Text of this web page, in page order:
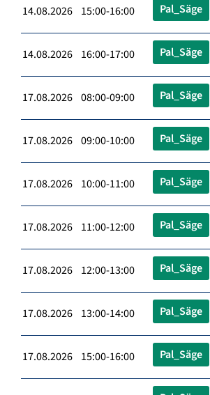
14.08.2026 15:00-16:00 Pal_Säge
14.08.2026 16:00-17:00 Pal_Säge
17.08.2026 08:00-09:00 Pal_Säge
17.08.2026 09:00-10:00 Pal_Säge
17.08.2026 10:00-11:00 Pal_Säge
17.08.2026 11:00-12:00 Pal_Säge
17.08.2026 12:00-13:00 Pal_Säge
17.08.2026 13:00-14:00 Pal_Säge
17.08.2026 15:00-16:00 Pal_Säge